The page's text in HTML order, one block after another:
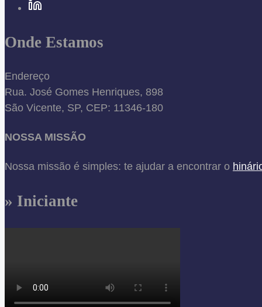
Onde Estamos
Endereço
Rua. José Gomes Henriques, 898
São Vicente, SP, CEP: 11346-180
NOSSA MISSÃO
Nossa missão é simples: te ajudar a encontrar o
» Iniciante